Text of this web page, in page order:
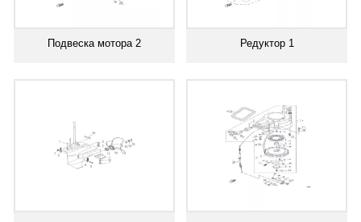
Подвеска мотора 2 Редуктор 1